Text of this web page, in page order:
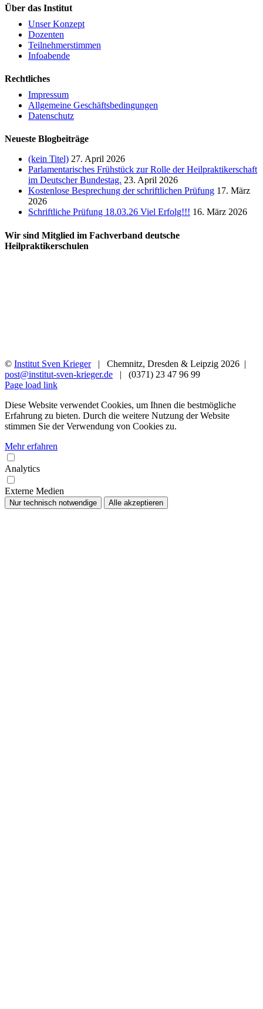
Über das Institut
Unser Konzept
Dozenten
Teilnehmerstimmen
Infoabende
Rechtliches
Impressum
Allgemeine Geschäftsbedingungen
Datenschutz
Neueste Blogbeiträge
(kein Titel) 27. April 2026
Parlamentarisches Frühstück zur Rolle der Heilpraktikerschaft
im Deutscher Bundestag. 23. April 2026
Kostenlose Besprechung der schriftlichen Prüfung 17. März
2026
Schriftliche Prüfung 18.03.26 Viel Erfolg!!! 16. März 2026
Wir sind Mitglied im Fachverband deutsche
Heilpraktikerschulen
© Institut Sven Krieger| Chemnitz, Dresden & Leipzig 2026 |
post@institut-sven-krieger.de | (0371) 23 47 96 99
Facebook
YouTube
Instagram
Rss
Page load link
Diese Website verwendet Cookies, um Ihnen die bestmögliche
Erfahrung zu bieten. Durch die weitere Nutzung der Website
stimmen Sie der Verwendung von Cookies zu.
Mehr erfahren
Analytics
Externe Medien
Nur technisch notwendige Alle akzeptieren